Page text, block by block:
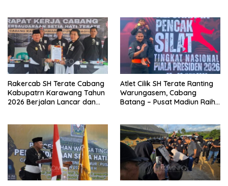
Rakercab SH Terate Cabang
Kabupatrn Karawang Tahun
2026 Berjalan Lancar dan
Atlet Cilik SH Terate Ranting
Warungasem, Cabang
Batang – Pusat Madiun Raih